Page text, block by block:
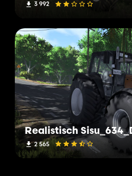
3 992
2 565